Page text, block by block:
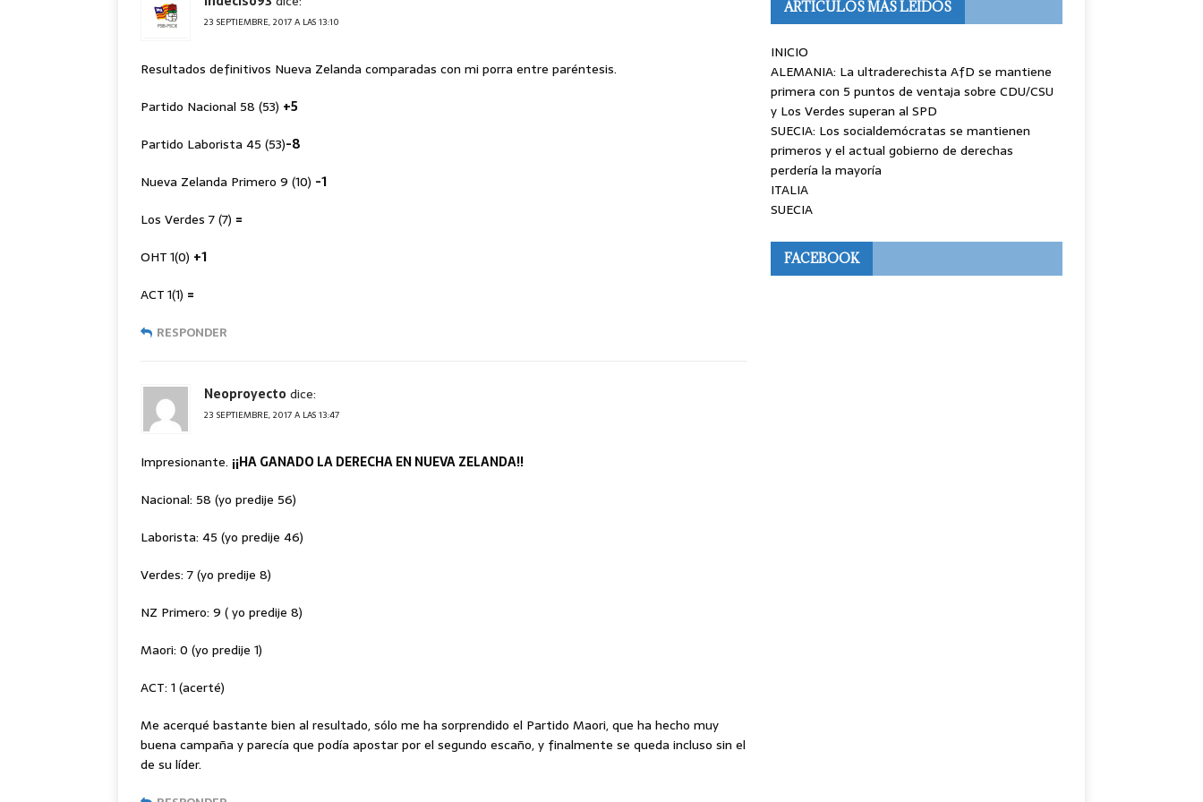
23 SEPTIEMBRE, 2017 A LAS 13:10
Resultados definitivos Nueva Zelanda comparadas con mi porra entre paréntesis.
Partido Nacional 58 (53) +5
Partido Laborista 45 (53)-8
Nueva Zelanda Primero 9 (10) -1
Los Verdes 7 (7) =
OHT 1(0) +1
ACT 1(1) =
RESPONDER
Neoproyecto dice:
23 SEPTIEMBRE, 2017 A LAS 13:47
Impresionante. ¡¡HA GANADO LA DERECHA EN NUEVA ZELANDA!!
Nacional: 58 (yo predije 56)
Laborista: 45 (yo predije 46)
Verdes: 7 (yo predije 8)
NZ Primero: 9 ( yo predije 8)
Maori: 0 (yo predije 1)
ACT: 1 (acerté)
Me acerqué bastante bien al resultado, sólo me ha sorprendido el Partido Maori, que ha hecho muy
buena campaña y parecía que podía apostar por el segundo escaño, y finalmente se queda incluso sin el
de su líder.
ARTÍCULOS MÁS LEÍDOS
INICIO
ALEMANIA: La ultraderechista AfD se mantiene
primera con 5 puntos de ventaja sobre CDU/CSU
y Los Verdes superan al SPD
SUECIA: Los socialdemócratas se mantienen
primeros y el actual gobierno de derechas
perdería la mayoría
ITALIA
SUECIA
FACEBOOK